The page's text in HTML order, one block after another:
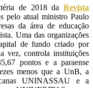
de 2018 da Revista
pelo atual ministro Paulo
da área de educação
Uma das organizações
de fundo criado por
vez, controla instituições
pontos e a paraense
menos que a UnB, a
UNINASSAU e a